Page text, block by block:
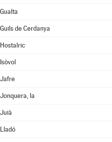
Gualta
Guils de Cerdanya
Hostalric
Isòvol
Jafre
Jonquera, la
Juià
Lladó